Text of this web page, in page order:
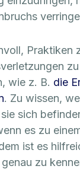
Praktiken
zu
wie z. B. die
. Zu wissen,
sich
es zu
ist es
zu